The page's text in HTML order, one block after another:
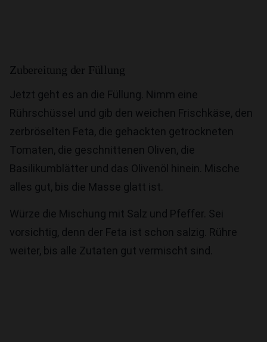
Zubereitung der Füllung
Jetzt geht es an die Füllung. Nimm eine
Rührschüssel und gib den weichen Frischkäse, den
zerbröselten Feta, die gehackten getrockneten
Tomaten, die geschnittenen Oliven, die
Basilikumblätter und das Olivenöl hinein. Mische
alles gut, bis die Masse glatt ist.
Würze die Mischung mit Salz und Pfeffer. Sei
vorsichtig, denn der Feta ist schon salzig. Rühre
weiter, bis alle Zutaten gut vermischt sind.